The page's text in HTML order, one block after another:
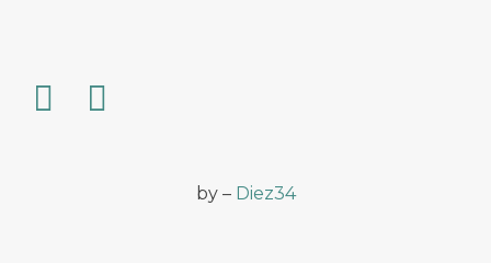
by – Diez34